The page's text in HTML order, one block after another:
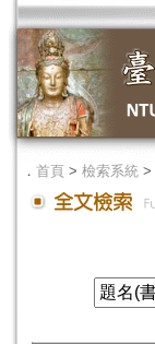
． 首頁 > 檢索系統 >